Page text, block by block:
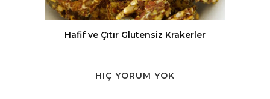
Hafif ve Çıtır Glutensiz Krakerler
HIÇ YORUM YOK